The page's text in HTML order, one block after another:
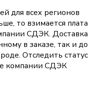
для всех регионов
то взимается плата
СДЭК. Доставка
в заказе, так и до
Отследить статус
компании СДЭК